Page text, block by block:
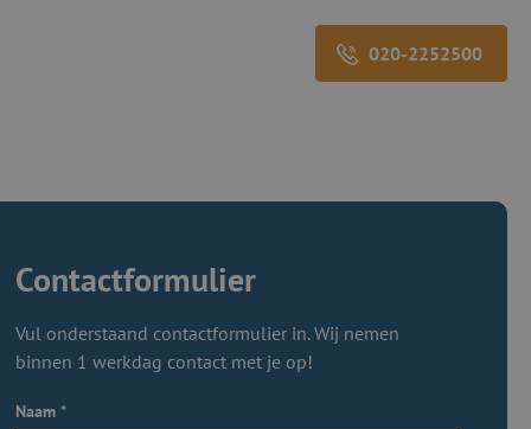
020-2252500
Contactformulier
Vul onderstaand contactformulier in. Wij nemen
binnen 1 werkdag contact met je op!
Naam *